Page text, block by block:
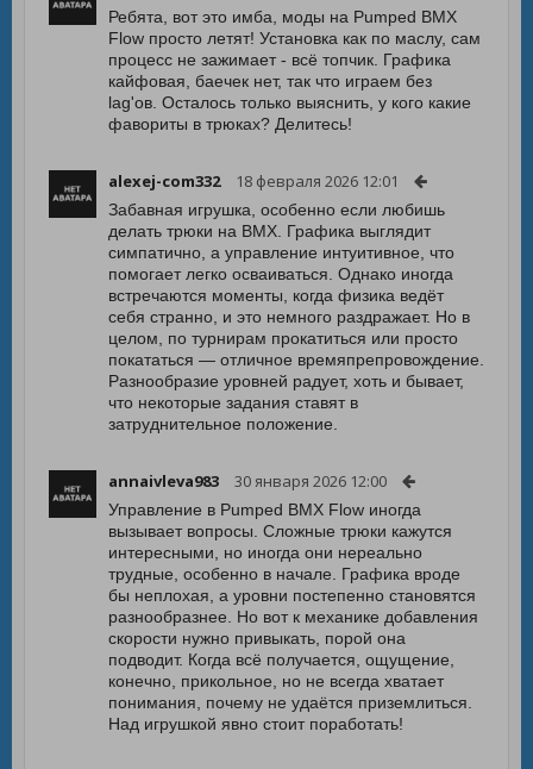
Ребята, вот это имба, моды на Pumped BMX
Flow просто летят! Установка как по маслу, сам
процесс не зажимает - всё топчик. Графика
кайфовая, баечек нет, так что играем без
lag'ов. Осталось только выяснить, у кого какие
фавориты в трюках? Делитесь!
alexej-com332 18 февраля 2026 12:01
Забавная игрушка, особенно если любишь
делать трюки на BMX. Графика выглядит
симпатично, а управление интуитивное, что
помогает легко осваиваться. Однако иногда
встречаются моменты, когда физика ведёт
себя странно, и это немного раздражает. Но в
целом, по турнирам прокатиться или просто
покататься — отличное времяпрепровождение.
Разнообразие уровней радует, хоть и бывает,
что некоторые задания ставят в
затруднительное положение.
annaivleva983 30 января 2026 12:00
Управление в Pumped BMX Flow иногда
вызывает вопросы. Сложные трюки кажутся
интересными, но иногда они нереально
трудные, особенно в начале. Графика вроде
бы неплохая, а уровни постепенно становятся
разнообразнее. Но вот к механике добавления
скорости нужно привыкать, порой она
подводит. Когда всё получается, ощущение,
конечно, прикольное, но не всегда хватает
понимания, почему не удаётся приземлиться.
Над игрушкой явно стоит поработать!